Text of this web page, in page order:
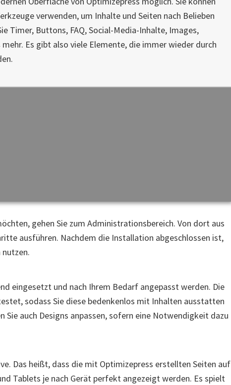
verwenden, um Inhalte und Seiten nach Belieben
Timer, Buttons, FAQ, Social-Media-Inhalte, Images,
Es gibt also viele Elemente, die immer wieder durch
gehen Sie zum Administrationsbereich. Von dort aus
ausführen. Nachdem die Installation abgeschlossen ist,
nutzen.
eingesetzt und nach Ihrem Bedarf angepasst werden. Die
sodass Sie diese bedenkenlos mit Inhalten ausstatten
Sie auch Designs anpassen, sofern eine Notwendigkeit dazu
Das heißt, dass die mit Optimizepress erstellten Seiten auf
Tablets je nach Gerät perfekt angezeigt werden. Es spielt